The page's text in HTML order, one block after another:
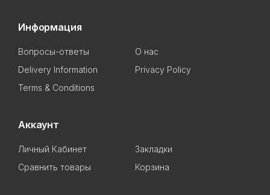
Информация
Вопросы-ответы
О нас
Delivery Information
Privacy Policy
Terms & Conditions
Аккаунт
Личный Кабинет
Закладки
Сравнить товары
Корзина